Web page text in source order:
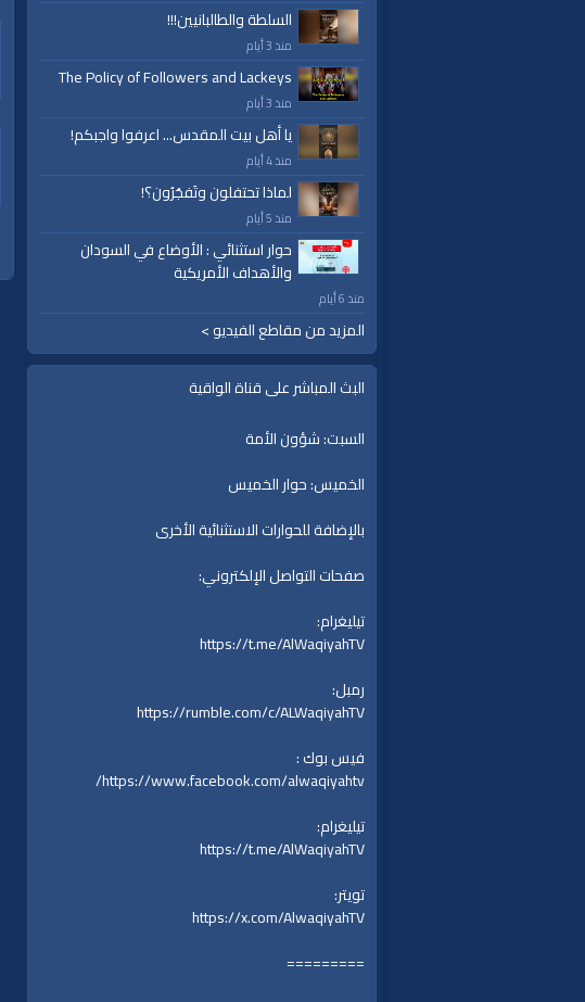
السلطة والطالبانيين!!!
منذ 3 أيام
The Policy of Followers and Lackeys
منذ 3 أيام
يا أهل بيت المقدس... اعرفوا واجبكم!
منذ 4 أيام
لماذا تحتفلون وتَفجُرُون؟!
منذ 5 أيام
حوار استثنائي : الأوضاع في السودان
والأهداف الأمريكية
منذ 6 أيام
المزيد من مقاطع الفيديو >
البث المباشر على قناة الواقية
السبت: شؤون الأمة
الخميس: حوار الخميس
بالإضافة للحوارات الاستثنائية الأخرى
صفحات التواصل الإلكتروني:
تيليغرام:
https://t.me/AlWaqiyahTV
رمبل:
https://rumble.com/c/ALWaqiyahTV
فيس بوك :
https://www.facebook.com/alwaqiyahtv/
تيليغرام:
https://t.me/AlWaqiyahTV
تويتر:
https://x.com/AlwaqiyahTV
=========